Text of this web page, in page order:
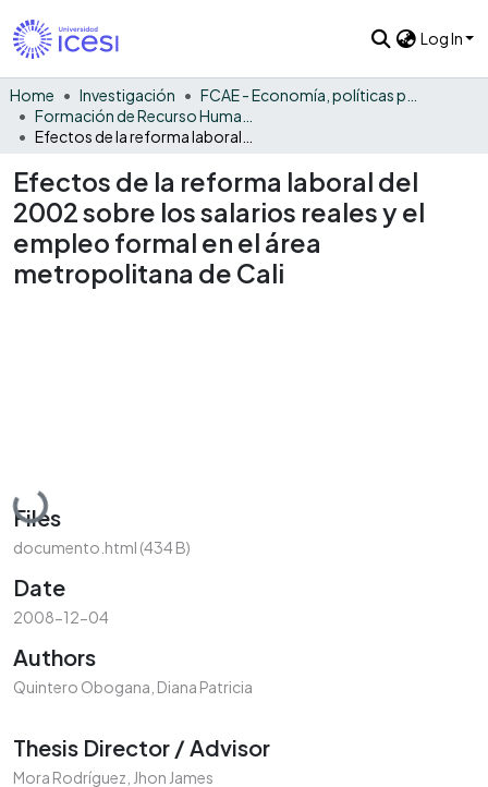
Log In
Home Investigación
Efectos de la reforma laboral del
2002 sobre los salarios reales y el
empleo formal en el área
metropolitana de Cali
Loading...
Files
documento.html (434 B)
Date
2008-12-04
Authors
Quintero Obogana, Diana Patricia
Thesis Director / Advisor
Mora Rodríguez, Jhon James